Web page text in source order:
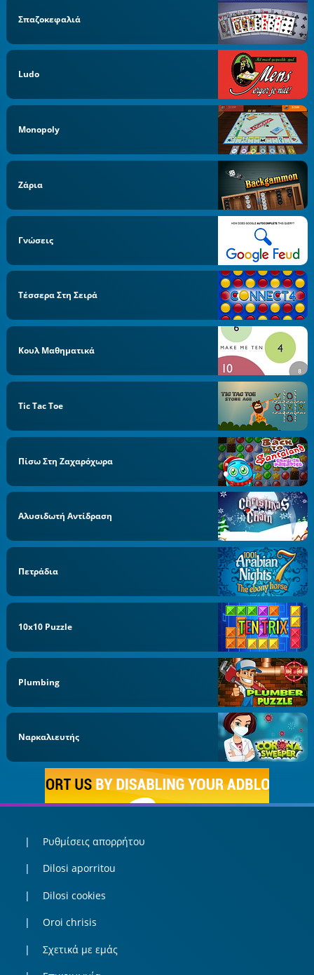
Σπαζοκεφαλιά
Ludo
Monopoly
Ζάρια
Γνώσεις
Τέσσερα Στη Σειρά
Κουλ Μαθηματικά
Tic Tac Toe
Πίσω Στη Ζαχαρόχωρα
Αλυσιδωτή Αντίδραση
Πετράδια
10x10 Puzzle
Plumbing
Ναρκαλιευτής
Ρυθμίσεις απορρήτου
Dilosi aporritou
Dilosi cookies
Oroi chrisis
Σχετικά με εμάς